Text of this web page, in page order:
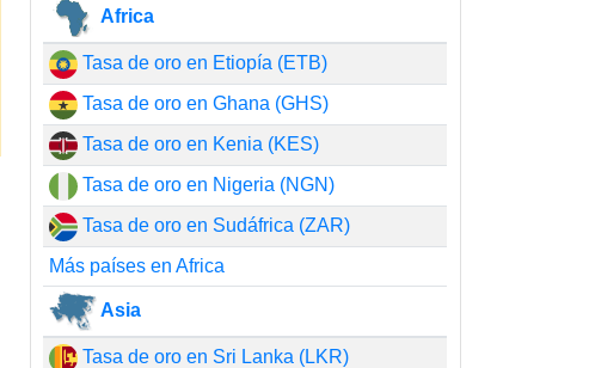
Africa
Tasa de oro en Etiopía (ETB)
Tasa de oro en Ghana (GHS)
Tasa de oro en Kenia (KES)
Tasa de oro en Nigeria (NGN)
Tasa de oro en Sudáfrica (ZAR)
Más países en Africa
Asia
Tasa de oro en Sri Lanka (LKR)